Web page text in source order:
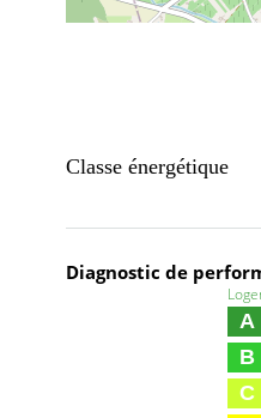
Classe énergétique
Diagnostic de
A
B
C